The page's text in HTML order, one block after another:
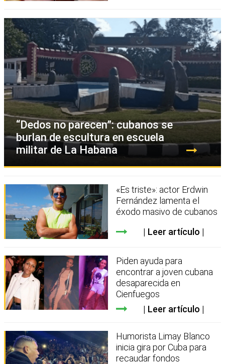
“Dedos no parecen”: cubanos se
burlan de escultura en escuela
militar de La Habana
«Es triste»: actor Erdwin
Fernández lamenta el
éxodo masivo de cubanos
Leer artículo
Piden ayuda para
encontrar a joven cubana
desaparecida en
Cienfuegos
Leer artículo
Humorista Limay Blanco
inicia gira por Cuba para
recaudar fondos